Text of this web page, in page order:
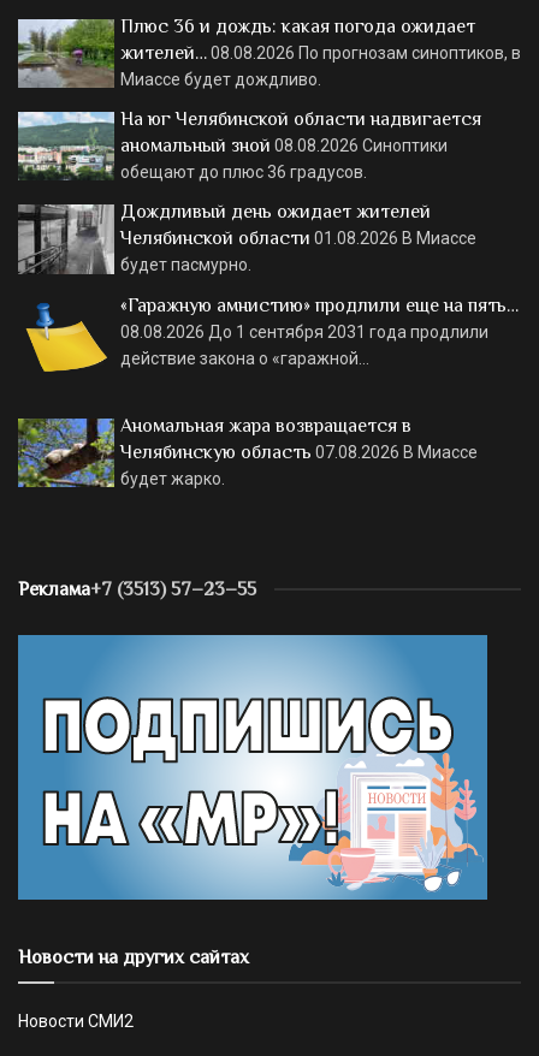
Плюс 36 и дождь: какая погода ожидает
жителей…08.08.2026 По прогнозам синоптиков, в
Миассе будет дождливо.
На юг Челябинской области надвигается
аномальный зной 08.08.2026 Синоптики
обещают до плюс 36 градусов.
Дождливый день ожидает жителей
Челябинской области 01.08.2026 В Миассе
будет пасмурно.
«Гаражную амнистию» продлили еще на пять…
08.08.2026 До 1 сентября 2031 года продлили
действие закона о «гаражной…
Аномальная жара возвращается в
Челябинскую область 07.08.2026 В Миассе
будет жарко.
Реклама+7 (3513) 57–23–55
Новости на других сайтах
Новости СМИ2